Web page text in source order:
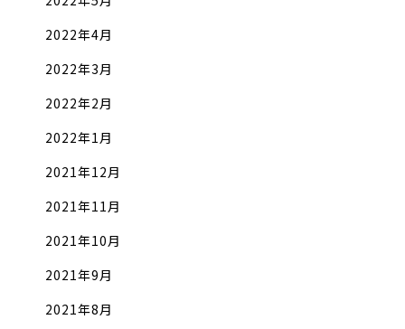
2022年4月
2022年3月
2022年2月
2022年1月
2021年12月
2021年11月
2021年10月
2021年9月
2021年8月